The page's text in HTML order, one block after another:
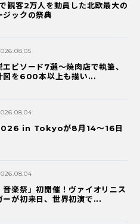
観客2万人を動員した北欧最大の
ジックの祭典
ピソード7選〜焼肉店で執筆、
図を600本以上も描い...
in Tokyoが8月14～16日
楽祭」初開催！ヴァイオリニス
ーが初来日、世界初演で...